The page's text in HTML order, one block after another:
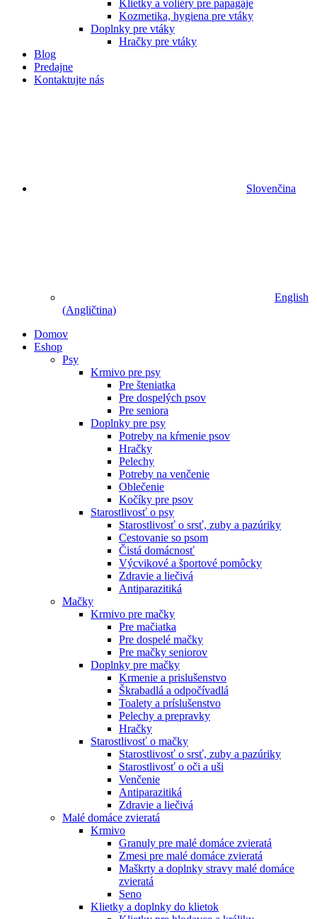
Klietky a voliéry pre papagáje
Kozmetika, hygiena pre vtáky
Doplnky pre vtáky
Hračky pre vtáky
Blog
Predajne
Kontaktujte nás
Slovenčina
English
(Angličtina)
Domov
Eshop
Psy
Krmivo pre psy
Pre šteniatka
Pre dospelých psov
Pre seniora
Doplnky pre psy
Potreby na kŕmenie psov
Hračky
Pelechy
Potreby na venčenie
Oblečenie
Kočíky pre psov
Starostlivosť o psy
Starostlivosť o srsť, zuby a pazúriky
Cestovanie so psom
Čistá domácnosť
Výcvikové a športové pomôcky
Zdravie a liečivá
Antiparazitiká
Mačky
Krmivo pre mačky
Pre mačiatka
Pre dospelé mačky
Pre mačky seniorov
Doplnky pre mačky
Krmenie a prislušenstvo
Škrabadlá a odpočívadlá
Toalety а príslušenstvo
Pelechy a prepravky
Hračky
Starostlivosť o mačky
Starostlivosť o srsť, zuby a pazúriky
Starostlivosť o oči a uši
Venčenie
Antiparazitiká
Zdravie a liečivá
Malé domáce zvieratá
Krmivo
Granuly pre malé domáce zvieratá
Zmesi pre malé domáce zvieratá
Maškrty a doplnky stravy malé domáce
zvieratá
Seno
Klietky a doplnky do klietok